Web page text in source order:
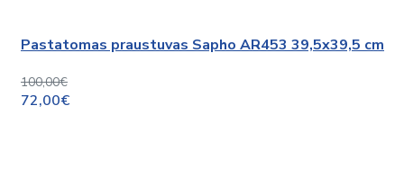
Pastatomas praustuvas Sapho AR453 39,5x39,5 cm
100,00€
72,00€